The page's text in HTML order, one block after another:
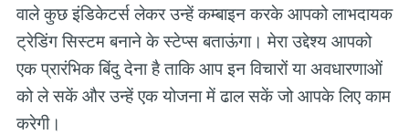
वाले कुछ इंडिकेटर्स लेकर उन्हें कम्बाइन करके आपको लाभदायक
ट्रेडिंग सिस्टम बनाने के स्टेप्स बताऊंगा। मेरा उद्देश्य आपको
एक प्रारंभिक बिंदु देना है ताकि आप इन विचारों या अवधारणाओं
को ले सकें और उन्हें एक योजना में ढाल सकें जो आपके लिए काम
करेगी।